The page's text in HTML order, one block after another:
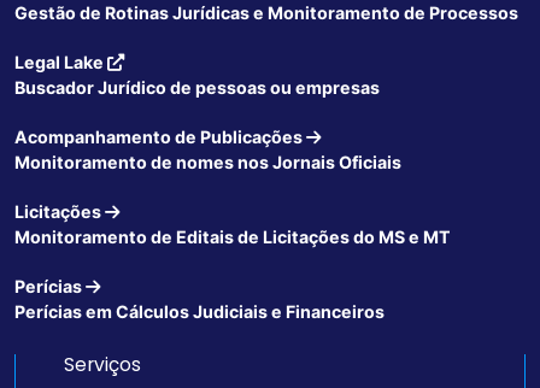
Gestão de Rotinas Jurídicas e Monitoramento de Processos
Legal Lake
Buscador Jurídico de pessoas ou empresas
Acompanhamento de Publicações
Monitoramento de nomes nos Jornais Oficiais
Licitações
Monitoramento de Editais de Licitações do MS e MT
Perícias
Perícias em Cálculos Judiciais e Financeiros
Serviços